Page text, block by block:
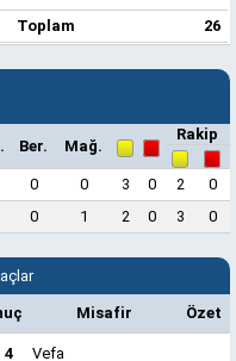
Toplam
26
Ber. Mağ.
Rakip
0 0 3 0 2
0
0 1 2 0 3 0
Misafir Özet
4 Vefa